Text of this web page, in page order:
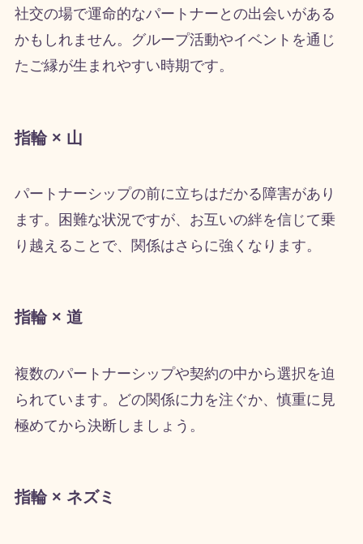
社交の場で運命的なパートナーとの出会いがある
かもしれません。グループ活動やイベントを通じ
たご縁が生まれやすい時期です。
指輪 × 山
パートナーシップの前に立ちはだかる障害があり
ます。困難な状況ですが、お互いの絆を信じて乗
り越えることで、関係はさらに強くなります。
指輪 × 道
複数のパートナーシップや契約の中から選択を迫
られています。どの関係に力を注ぐか、慎重に見
極めてから決断しましょう。
指輪 × ネズミ